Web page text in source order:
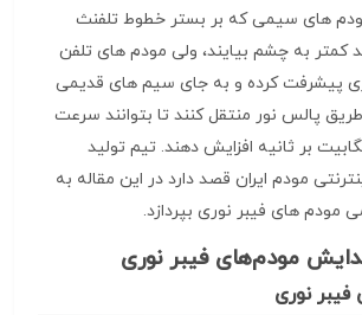
های سیمی که بر بستر خطوط تلفنث
کمتر به چشم بیایند، ولی مودم های تلفن
پیشرفت کرده و به جای سیم های قدیمی
پالس نور منتقل کنند تا بتوانند سرعت
را تا 300 مگابیت بر ثانیه افزایش دهند. تیم تولید
مودم ایران قصد دارد در این مقاله به
مودم های فیبر نوری بپردازد.
مودم‌های فیبر نوری
فیبر نوری